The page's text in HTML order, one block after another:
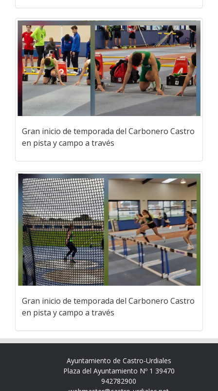
Gran inicio de temporada del Carbonero Castro
en pista y campo a través
Gran inicio de temporada del Carbonero Castro
en pista y campo a través
Ayuntamiento de Castro-Urdiales
Plaza del Ayuntamiento Nº 1 39470
942782900